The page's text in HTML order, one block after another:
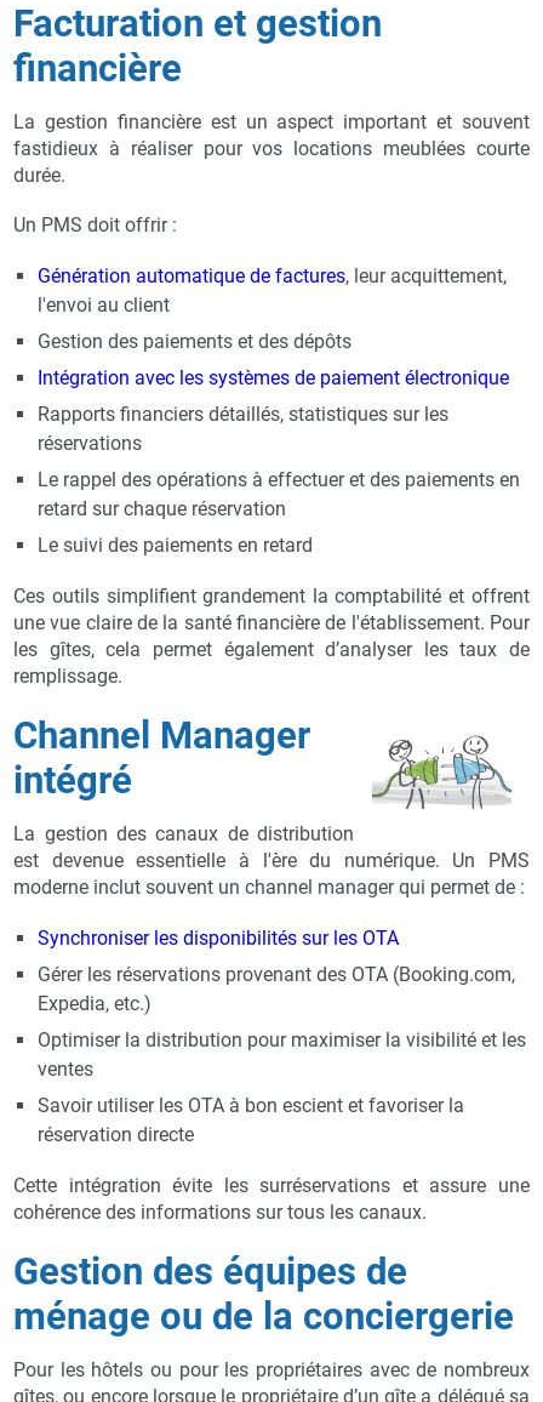
Facturation et gestion
financière
La gestion financière est un aspect important et souvent
fastidieux à réaliser pour vos locations meublées courte
durée.
Un PMS doit offrir :
Génération automatique de factures, leur acquittement,
l'envoi au client
Gestion des paiements et des dépôts
Intégration avec les systèmes de paiement électronique
Rapports financiers détaillés, statistiques sur les
réservations
Le rappel des opérations à effectuer et des paiements en
retard sur chaque réservation
Le suivi des paiements en retard
Ces outils simplifient grandement la comptabilité et offrent
une vue claire de la santé financière de l'établissement. Pour
les gîtes, cela permet également d’analyser les taux de
remplissage.
Channel Manager
intégré
La gestion des canaux de distribution
est devenue essentielle à l'ère du numérique. Un PMS
moderne inclut souvent un channel manager qui permet de :
Synchroniser les disponibilités sur les OTA
Gérer les réservations provenant des OTA (Booking.com,
Expedia, etc.)
Optimiser la distribution pour maximiser la visibilité et les
ventes
Savoir utiliser les OTA à bon escient et favoriser la
réservation directe
Cette intégration évite les surréservations et assure une
cohérence des informations sur tous les canaux.
Gestion des équipes de
ménage ou de la conciergerie
Pour les hôtels ou pour les propriétaires avec de nombreux
gîtes, ou encore lorsque le propriétaire d’un gîte a délégué sa